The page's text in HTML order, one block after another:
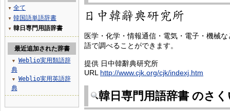
医学・化学・情報通信・電気・電子・機械
語で調べることができます。
提供 日中韓辭典研究所
URL http://www.cjk.org/cjk/indexj.htm
韓日専門用語辞書 のさ
▼ 全て
▼ 韓国語単語辞書
▼ 韓日専門用語辞書
最近追加された辞書
▼
Weblio実用類語辞
典
▼
Weblio実用英語辞
典